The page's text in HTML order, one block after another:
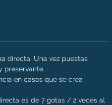
directa. Una vez puestas
preservante.
en casos que se crea
es de 7 gotas / 2 veces al